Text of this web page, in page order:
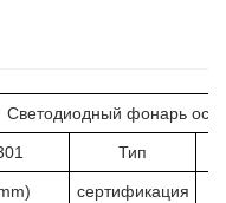
фонарь
Тип
сертификация